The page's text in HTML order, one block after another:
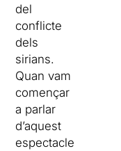
del
conflicte
dels
sirians.
Quan vam
començar
a parlar
d’aquest
espectacle